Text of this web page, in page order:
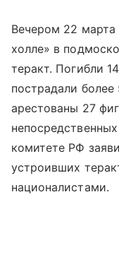
Вечером 22 марта
холле» в
теракт. Погибли
пострадали
арестованы 27
комитете РФ
устроивших
националистами.